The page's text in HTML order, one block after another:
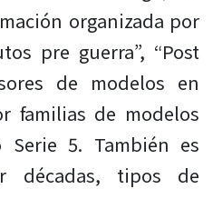
organizada por
pre guerra”, “Post
de modelos en
familias de modelos
5. También es
décadas, tipos de